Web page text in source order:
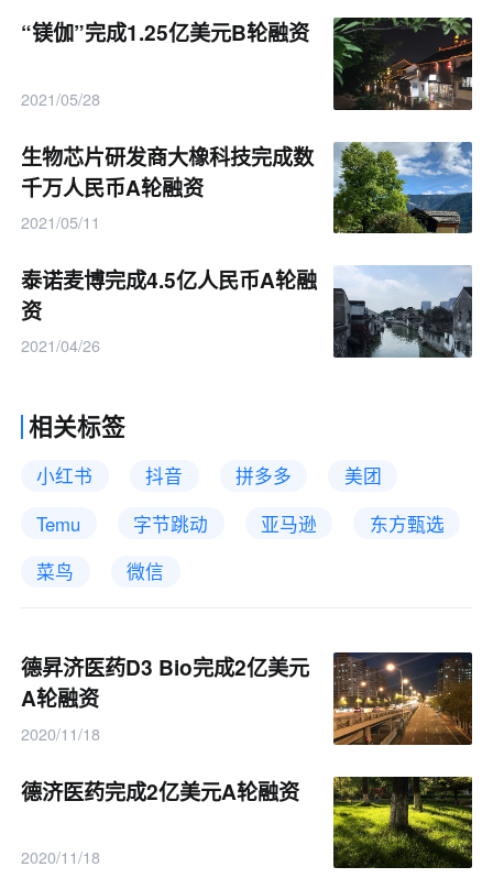
“镁伽”完成1.25亿美元B轮融资
2021/05/28
生物芯片研发商大橡科技完成数
千万人民币A轮融资
2021/05/11
泰诺麦博完成4.5亿人民币A轮融
资
2021/04/26
相关标签
小红书 抖音 拼多多
美团
Temu
字节跳动 亚马逊
东方甄选
菜鸟
微信
德昇济医药D3 Bio完成2亿美元
A轮融资
2020/11/18
德济医药完成2亿美元A轮融资
2020/11/18